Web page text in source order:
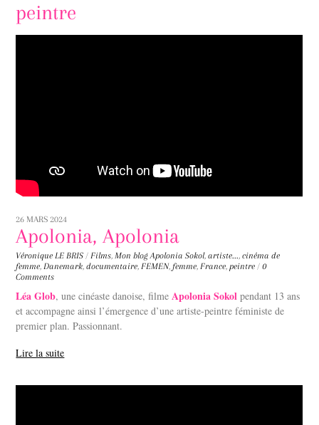
peintre
26 MARS 2024
Apolonia, Apolonia
Véronique LE BRIS / Films,Mon blog Apolonia Sokol,artiste...,cinéma de
femme,Danemark,documentaire,FEMEN, femme,France,peintre / 0
Comments
Léa Glob, une cinéaste danoise, filmeApolonia Sokol pendant 13 ans
et accompagne ainsi l’émergence d’une artiste-peintre féministe de
premier plan. Passionnant.
Lire la suite